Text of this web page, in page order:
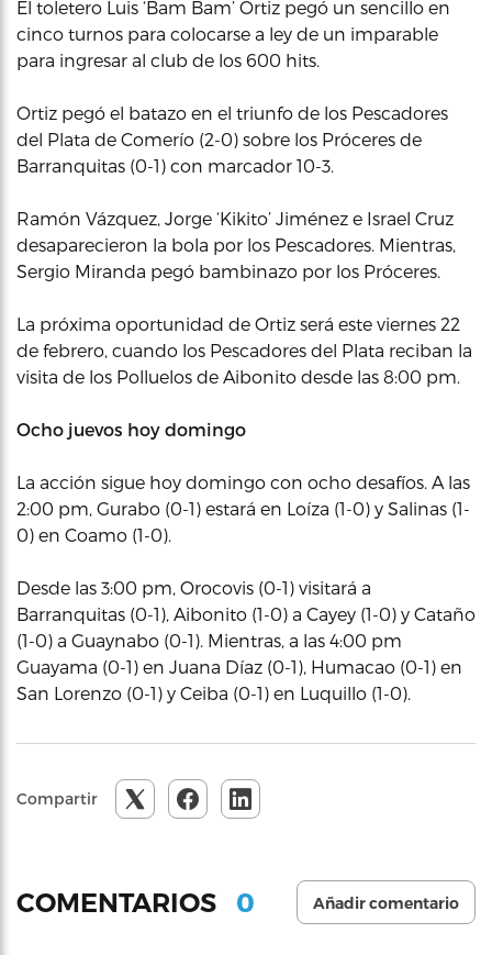
El toletero Luis ‘Bam Bam’ Ortiz pegó un sencillo en
cinco turnos para colocarse a ley de un imparable
para ingresar al club de los 600 hits.
Ortiz pegó el batazo en el triunfo de los Pescadores
del Plata de Comerío (2-0) sobre los Próceres de
Barranquitas (0-1) con marcador 10-3.
Ramón Vázquez, Jorge ‘Kikito’ Jiménez e Israel Cruz
desaparecieron la bola por los Pescadores. Mientras,
Sergio Miranda pegó bambinazo por los Próceres.
La próxima oportunidad de Ortiz será este viernes 22
de febrero, cuando los Pescadores del Plata reciban la
visita de los Polluelos de Aibonito desde las 8:00 pm.
Ocho juevos hoy domingo
La acción sigue hoy domingo con ocho desafíos. A las
2:00 pm, Gurabo (0-1) estará en Loíza (1-0) y Salinas (1-
0) en Coamo (1-0).
Desde las 3:00 pm, Orocovis (0-1) visitará a
Barranquitas (0-1), Aibonito (1-0) a Cayey (1-0) y Cataño
(1-0) a Guaynabo (0-1). Mientras, a las 4:00 pm
Guayama (0-1) en Juana Díaz (0-1), Humacao (0-1) en
San Lorenzo (0-1) y Ceiba (0-1) en Luquillo (1-0).
Compartir
COMENTARIOS 0 Añadir comentario